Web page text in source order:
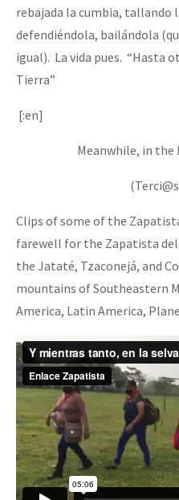
rebajada la cumbia, tallando
defendiéndola, bailándola
igual). La vida pues. “Hasta
Tierra”
[:en]
Meanwhile, in
Clips of some of the
farewell for the Zapatista
the Jataté, Tzaconejá, and
mountains of Southeastern
America, Latin America,